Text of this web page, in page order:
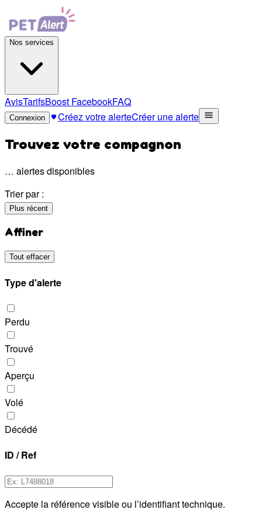
Nos services
AvisTarifsBoost FacebookFAQ
Connexion Créez votre alerteCréer une alerte
Trouvez votre compagnon
… alertes disponibles
Trier par :
Plus récent
Affiner
Tout effacer
Type d'alerte
Perdu
Trouvé
Aperçu
Volé
Décédé
ID / Ref
Accepte la référence visible ou l’identifiant technique.